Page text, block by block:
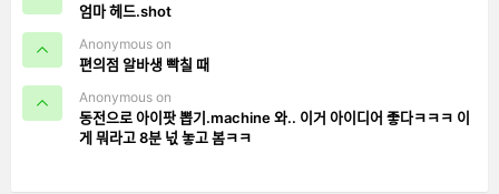
엄마 헤드.shot
Anonymous on
편의점 알바생 빡칠 때
Anonymous on
동전으로 아이팟 뽑기.machine 와.. 이거 아이디어 좋다ㅋㅋㅋ 이
게 뭐라고 8분 넋 놓고 봄ㅋㅋ